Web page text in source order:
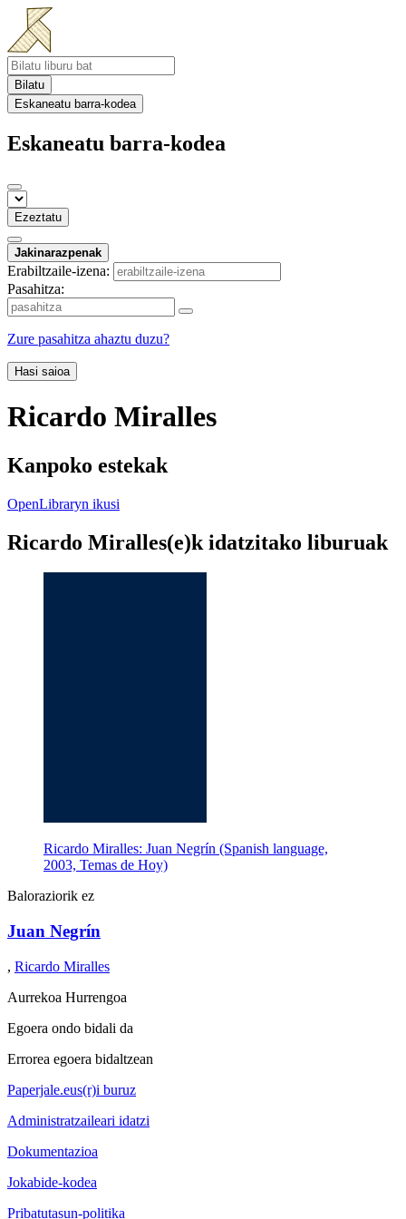
Bilatu
Eskaneatu barra-kodea
Eskaneatu barra-kodea
Ezeztatu
Jakinarazpenak
Erabiltzaile-izena:
Pasahitza:
Zure pasahitza ahaztu duzu?
Hasi saioa
Ricardo Miralles
Kanpoko estekak
OpenLibraryn ikusi
Ricardo Miralles(e)k idatzitako liburuak
Ricardo Miralles: Juan Negrín (Spanish language,
2003, Temas de Hoy)
Baloraziorik ez
Juan Negrín
, Ricardo Miralles
Aurrekoa Hurrengoa
Egoera ondo bidali da
Errorea egoera bidaltzean
Paperjale.eus(r)i buruz
Administratzaileari idatzi
Dokumentazioa
Jokabide-kodea
Pribatutasun-politika